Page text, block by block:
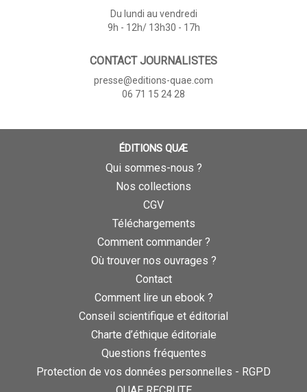
Du lundi au vendredi
9h - 12h/ 13h30 - 17h
CONTACT JOURNALISTES
presse@editions-quae.com
06 71 15 24 28
ÉDITIONS QUÆ
Qui sommes-nous ?
Nos collections
CGV
Téléchargements
Comment commander ?
Où trouver nos ouvrages ?
Contact
Comment lire un ebook ?
Conseil scientifique et éditorial
Charte d’éthique éditoriale
Questions fréquentes
Protection de vos données personnelles - RGPD